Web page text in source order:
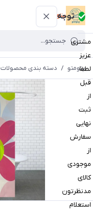
توجه
مشتری
عزیز
لطفا
قبل
از
ثبت
نهایی
سفارش
از
موجودی
کالای
مدنظرتون
استعلام
پتومتو
پتومتو / دسته بندی محصولات